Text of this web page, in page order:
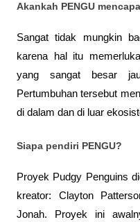
Akankah PENGU
Sangat tidak mungkin
karena hal itu
yang sangat besar
Pertumbuhan tersebut
di dalam dan di luar
Siapa pendiri PENGU?
Proyek Pudgy Penguins
kreator: Clayton
Jonah. Proyek ini